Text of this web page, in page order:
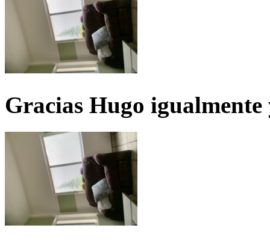
Gracias Hugo igualmente